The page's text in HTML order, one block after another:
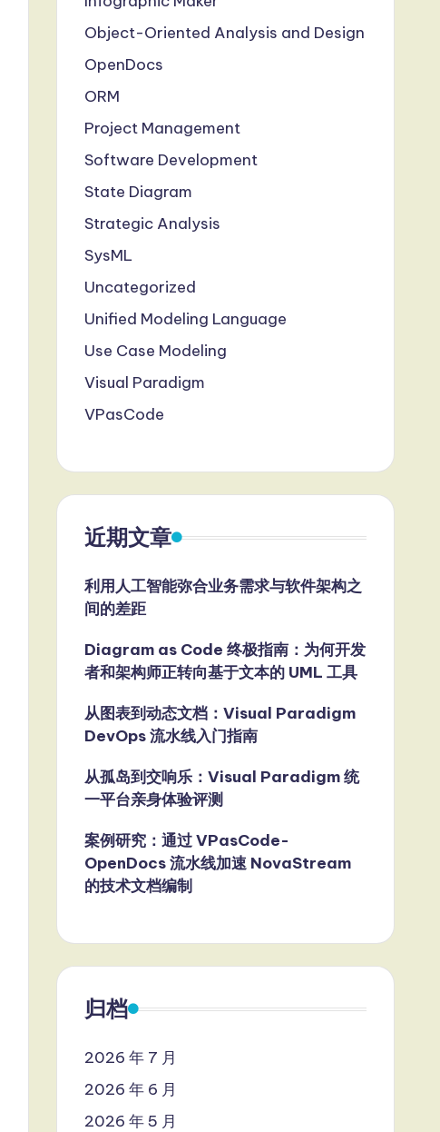
Object-Oriented Analysis and Design
OpenDocs
ORM
Project Management
Software Development
State Diagram
Strategic Analysis
SysML
Uncategorized
Unified Modeling Language
Use Case Modeling
Visual Paradigm
VPasCode
近期文章
利用人工智能弥合业务需求与软件架构之
间的差距
Diagram as Code 终极指南：为何开发
者和架构师正转向基于文本的 UML 工具
从图表到动态文档：Visual Paradigm
DevOps 流水线入门指南
从孤岛到交响乐：Visual Paradigm 统
一平台亲身体验评测
案例研究：通过 VPasCode-
OpenDocs 流水线加速 NovaStream
的技术文档编制
归档
2026 年 7 月
2026 年 6 月
2026 年 5 月